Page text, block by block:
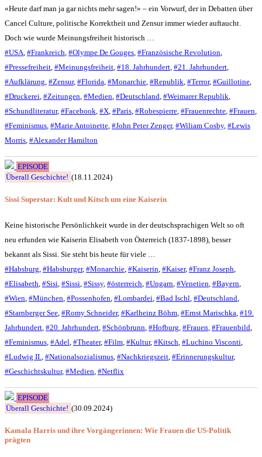
«Heute darf man ja gar nichts mehr sagen!» – ein Vorwurf, der in Debatten über
Cancel Culture, politische Korrektheit und Zensur immer wieder auftaucht.
Doch wie wurde Meinungsfreiheit historisch …
#USA #Frankreich #Olympe De Gouges #Französische Revolution
#Pressefreiheit #Meinungsfreiheit #18. Jahrhundert #21. Jahrhundert
#Aufklärung #Zensur, #Florida #Monarchie #Republik #Terror, #Guillotine
#Druckerei #Zeitungen #Medien #Deutschland #Weimarer Republik
#Schundliteratur, #Facebook #X #Paris #Robespierre #Frauenrechte #Frauen
#Feminismus #Marie Antoinette #John Peter Zenger, #Wiliam Cosby, #Lewis
Morris #Alexander Hamilton
EPISODE
Überall Geschichte! (18.11.2024)
Sissi Superstar: Kult und Kitsch um eine Kaiserin
Keine historische Persönlichkeit wurde in der deutschsprachigen Welt so oft
neu erfunden wie Kaiserin Elisabeth von Österreich (1837-1898), besser
bekannt als Sissi. Sie steht bis heute für viele …
#Habsburg #Habsburger, #Monarchie #Kaiserin #Kaiser, #Franz Joseph
#Elisabeth #Sisi #Sissi #Sissy, #österreich #Ungarn #Venetien #Bayern
#Wien #München #Possenhofen #Lombardei #Bad Ischl #Deutschland
#Starnberger See #Romy Schneider, #Karlheinz Böhm #Ernst Marischka #19.
Jahrhundert #20. Jahrhundert #Schönbrunn #Hofburg #Frauen #Frauenbild
#Feminismus #Adel #Theater, #Film #Kultur, #Kitsch #Luchino Visconti
#Ludwig II. #Nationalsozialismus #Nachkriegszeit #Erinnerungskultur,
#Geschichtskultur, #Medien #Netflix
EPISODE
Überall Geschichte! (30.09.2024)
Kamala Harris und ihre Vorgängerinnen: Wie Frauen die US-Politik
prägten